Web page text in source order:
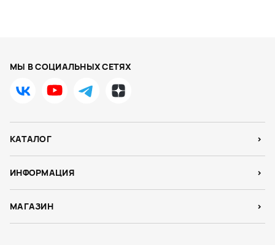
МЫ В СОЦИАЛЬНЫХ СЕТЯХ
КАТАЛОГ
ИНФОРМАЦИЯ
МАГАЗИН